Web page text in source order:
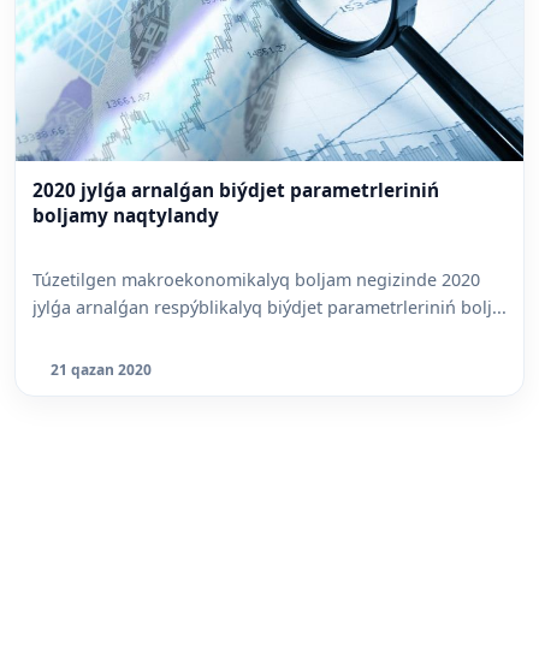
2020 jylǵa arnalǵan biýdjet parametrleriniń
boljamy naqtylandy
Túzetilgen makroekonomikalyq boljam negizinde 2020
jylǵa arnalǵan respýblikalyq biýdjet parametrleriniń bolj...
21 qazan 2020